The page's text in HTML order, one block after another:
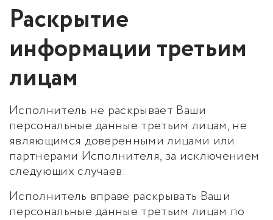
Раскрытие
информации третьим
лицам
Исполнитель не раскрывает Ваши
персональные данные третьим лицам, не
являющимся доверенными лицами или
партнерами Исполнителя, за исключением
следующих случаев:
Исполнитель вправе раскрывать Ваши
персональные данные третьим лицам по